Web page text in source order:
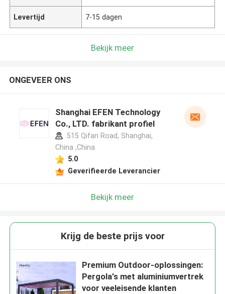
Levertijd 7-15 dagen
Bekijk meer
ONGEVEER ONS
Shanghai EFEN Technology
Co., LTD. fabrikant profiel
515 Qifan Road, Shanghai,
China ,China
5.0
Geverifieerde Leverancier
Bekijk meer
Krijg de beste prijs voor
Premium Outdoor-oplossingen:
Pergola's met aluminiumvertrek
voor veeleisende klanten